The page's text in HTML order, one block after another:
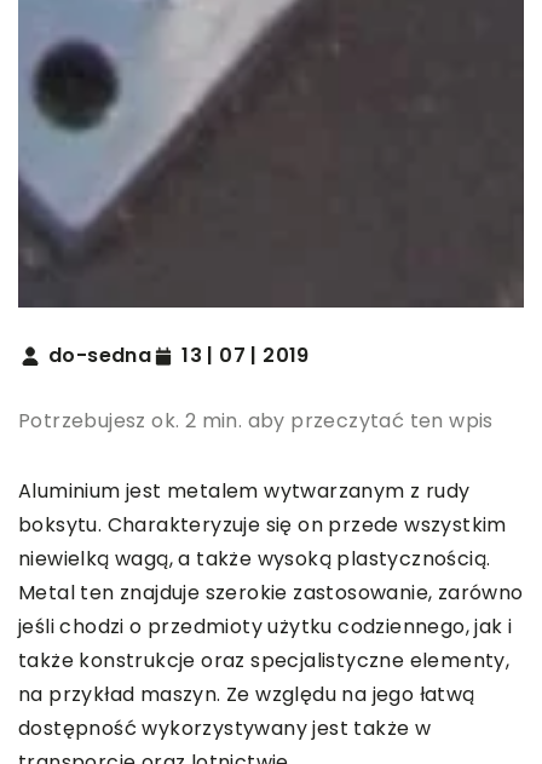
do-sedna 13 | 07 | 2019
Potrzebujesz ok. 2 min. aby przeczytać ten wpis
Aluminium jest metalem wytwarzanym z rudy
boksytu. Charakteryzuje się on przede wszystkim
niewielką wagą, a także wysoką plastycznością.
Metal ten znajduje szerokie zastosowanie, zarówno
jeśli chodzi o przedmioty użytku codziennego, jak i
także konstrukcje oraz specjalistyczne elementy,
na przykład maszyn. Ze względu na jego łatwą
dostępność wykorzystywany jest także w